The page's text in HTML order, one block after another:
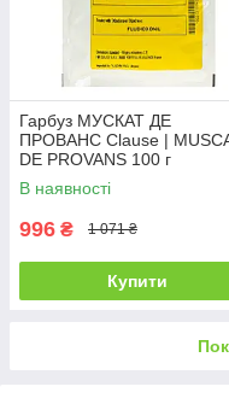
Гарбуз МУСКАТ ДЕ
ПРОВАНС Clause |
DE PROVANS 100 г
В наявності
996 ₴ 1 071 ₴
Купити